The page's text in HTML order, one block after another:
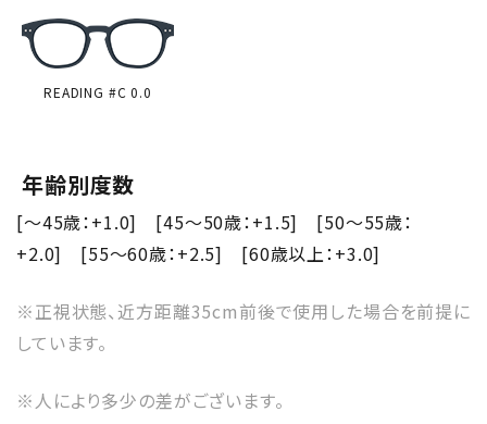
READING #C 0.0
年齢別度数
[～45歳：+1.0] [45～50歳：+1.5] [50～55歳：
+2.0] [55～60歳：+2.5] [60歳以上：+3.0]
※正視状態、近方距離35cm前後で使用した場合を前提に
しています。
※人により多少の差がございます。